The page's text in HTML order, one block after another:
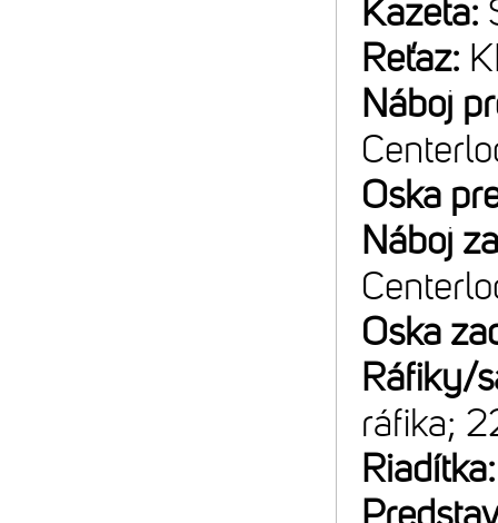
Kazeta:
Reťaz:
Náboj
Oska
Náboj
Oska
Ráfiky/
ráfika;